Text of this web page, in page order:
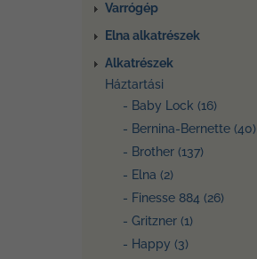
Varrógép
Elna alkatrészek
Alkatrészek
Háztartási
- Baby Lock (16)
- Bernina-Bernette (40)
- Brother (137)
- Elna (2)
- Finesse 884 (26)
- Gritzner (1)
- Happy (3)